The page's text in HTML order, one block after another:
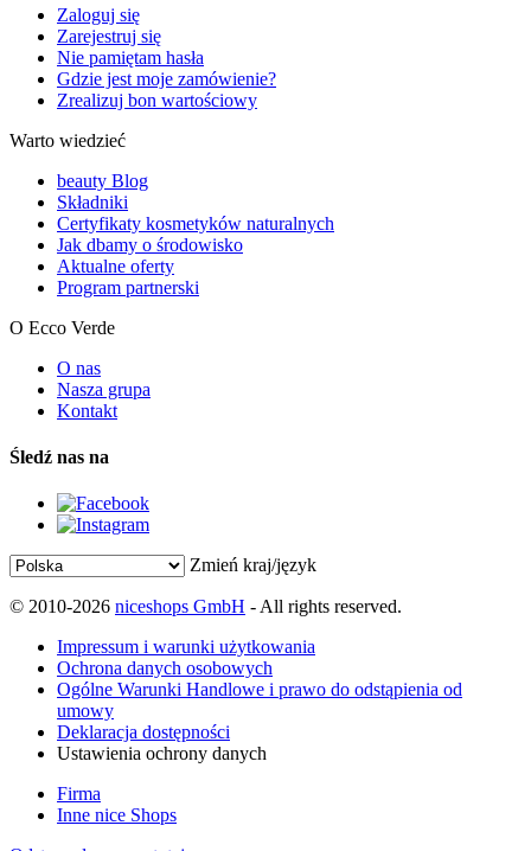
Zaloguj się
Zarejestruj się
Nie pamiętam hasła
Gdzie jest moje zamówienie?
Zrealizuj bon wartościowy
Warto wiedzieć
beauty Blog
Składniki
Certyfikaty kosmetyków naturalnych
Jak dbamy o środowisko
Aktualne oferty
Program partnerski
O Ecco Verde
O nas
Nasza grupa
Kontakt
Śledź nas na
Zmień kraj/język
© 2010-2026 niceshops GmbH - All rights reserved.
Impressum i warunki użytkowania
Ochrona danych osobowych
Ogólne Warunki Handlowe i prawo do odstąpienia od
umowy
Deklaracja dostępności
Ustawienia ochrony danych
Firma
Inne nice Shops